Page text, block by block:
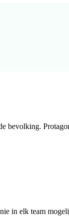
bevolking.
in elk team